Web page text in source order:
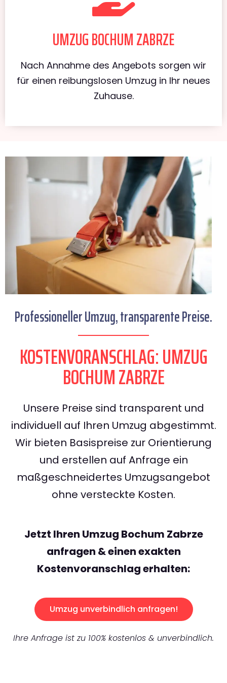
UMZUG BOCHUM ZABRZE
Nach Annahme des Angebots sorgen wir
für einen reibungslosen Umzug in Ihr neues
Zuhause.
Professioneller Umzug, transparente Preise.
KOSTENVORANSCHLAG: UMZUG
BOCHUM ZABRZE
Unsere Preise sind transparent und
individuell auf Ihren Umzug abgestimmt.
Wir bieten Basispreise zur Orientierung
und erstellen auf Anfrage ein
maßgeschneidertes Umzugsangebot
ohne versteckte Kosten.
Jetzt Ihren Umzug Bochum Zabrze
anfragen & einen exakten
Kostenvoranschlag erhalten:
Umzug unverbindlich anfragen!
Ihre Anfrage ist zu 100% kostenlos & unverbindlich.